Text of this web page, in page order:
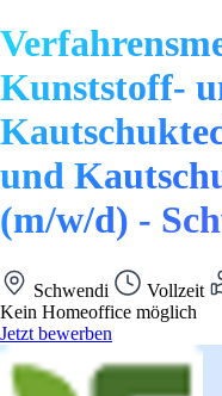
Kunststoff-
und
(m/w/d) -
Schwendi Vollzeit
Kein Homeoffice möglich
Jetzt bewerben